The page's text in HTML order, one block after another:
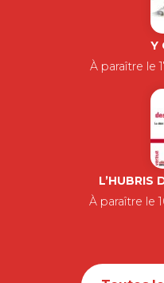
Y
À paraître le
L’HUBRIS
À paraître le